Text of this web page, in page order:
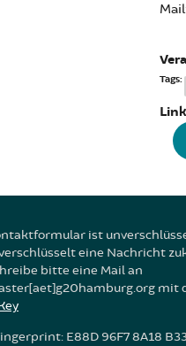
Tags:
ist
eine Nachricht
bitte eine Mail an
mit
E88D 96F7 8A18